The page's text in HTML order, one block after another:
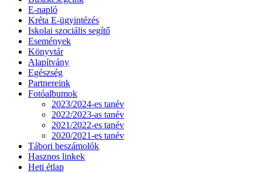
E-napló
Kréta E-ügyintézés
Iskolai szociális segítő
Események
Könyvtár
Alapítvány
Egészség
Partnereink
Fotóalbumok
2023/2024-es tanév
2022/2023-as tanév
2021/2022-es tanév
2020/2021-es tanév
Tábori beszámolók
Hasznos linkek
Heti étlap